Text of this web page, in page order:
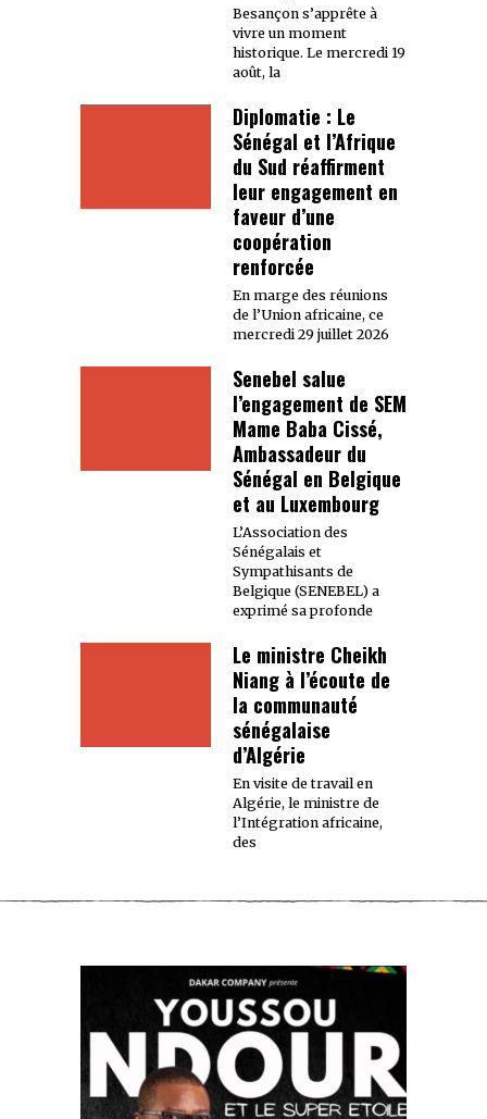
Besançon s’apprête à
vivre un moment
historique. Le mercredi 19
août, la
Diplomatie : Le
Sénégal et l’Afrique
du Sud réaffirment
leur engagement en
faveur d’une
coopération
renforcée
En marge des réunions
de l’Union africaine, ce
mercredi 29 juillet 2026
Senebel salue
l’engagement de SEM
Mame Baba Cissé,
Ambassadeur du
Sénégal en Belgique
et au Luxembourg
L’Association des
Sénégalais et
Sympathisants de
Belgique (SENEBEL) a
exprimé sa profonde
Le ministre Cheikh
Niang à l’écoute de
la communauté
sénégalaise
d’Algérie
En visite de travail en
Algérie, le ministre de
l’Intégration africaine,
des